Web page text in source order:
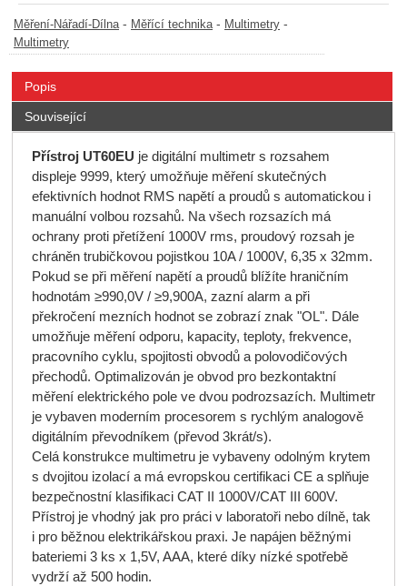
Měření-Nářadí-Dílna- Měřící technika- Multimetry -
Multimetry
Popis
Související
Přístroj UT60EU je digitální multimetr s rozsahem
displeje 9999, který umožňuje měření skutečných
efektivních hodnot RMS napětí a proudů s automatickou i
manuální volbou rozsahů. Na všech rozsazích má
ochrany proti přetížení 1000V rms, proudový rozsah je
chráněn trubičkovou pojistkou 10A / 1000V, 6,35 x 32mm.
Pokud se při měření napětí a proudů blížíte hraničním
hodnotám ≥990,0V / ≥9,900A, zazní alarm a při
překročení mezních hodnot se zobrazí znak "OL". Dále
umožňuje měření odporu, kapacity, teploty, frekvence,
pracovního cyklu, spojitosti obvodů a polovodičových
přechodů. Optimalizován je obvod pro bezkontaktní
měření elektrického pole ve dvou podrozsazích. Multimetr
je vybaven moderním procesorem s rychlým analogově
digitálním převodníkem (převod 3krát/s).
Celá konstrukce multimetru je vybaveny odolným krytem
s dvojitou izolací a má evropskou certifikaci CE a splňuje
bezpečnostní klasifikaci CAT II 1000V/CAT III 600V.
Přístroj je vhodný jak pro práci v laboratoři nebo dílně, tak
i pro běžnou elektrikářskou praxi. Je napájen běžnými
bateriemi 3 ks x 1,5V, AAA, které díky nízké spotřebě
vydrží až 500 hodin.